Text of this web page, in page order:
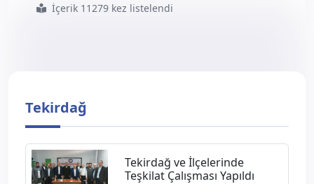
#tekirdağ8217 da
#vefat
#eden
#üyemizin
#ailesine
#15
#bin
#tl8217 lik
#çekİçerik 11279 kez listelendi
Tekirdağ
Tekirdağ ve İlçelerinde
Teşkilat Çalışması Yapıldı